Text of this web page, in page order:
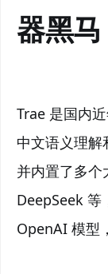
器黑马
Trae 是国内
中文语义理解
并内置了多个
DeepSeek 等
OpenAI 模型